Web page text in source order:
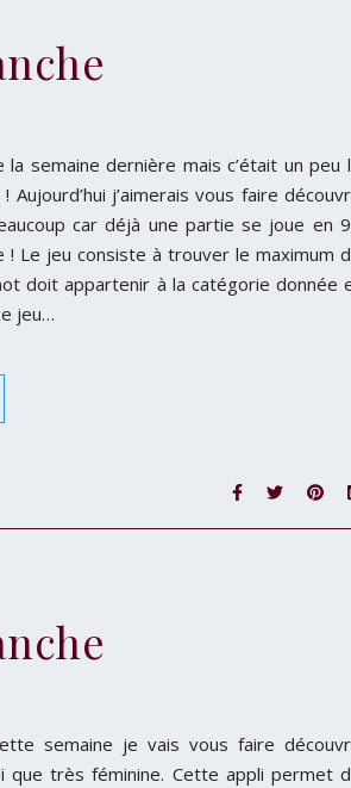
semaine dernière mais c’était un peu
j’aimerais vous faire
car déjà une partie se joue en
! Le jeu consiste à trouver le maximum
doit appartenir à la catégorie donnée
jeu…
semaine je vais vous faire
que très féminine. Cette appli permet